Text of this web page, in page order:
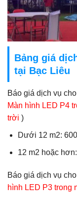
Bảng giá
tại Bạc Liêu
Báo giá dịch vụ
Màn hình LED P4
trời )
Dưới 12 m2:
12 m2 hoặc
Báo giá dịch vụ
hình LED P3 trong